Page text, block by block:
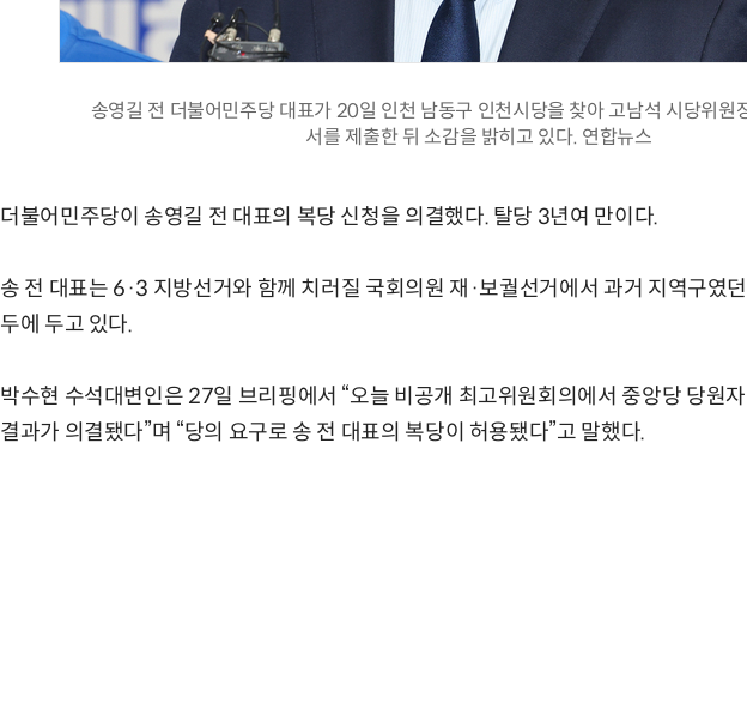
송영길 전 더불어민주당 대표가 20일 인천 남동구 인천시당을 찾아 고남석 시당위원
서를 제출한 뒤 소감을 밝히고 있다. 연합뉴스
더불어민주당이 송영길 전 대표의 복당 신청을 의결했다. 탈당 3년여 만이다.
송 전 대표는 6·3 지방선거와 함께 치러질 국회의원 재·보궐선거에서 과거 지역구였
두에 두고 있다.
박수현 수석대변인은 27일 브리핑에서 “오늘 비공개 최고위원회의에서 중앙당 당원
결과가 의결됐다”며 “당의 요구로 송 전 대표의 복당이 허용됐다”고 말했다.